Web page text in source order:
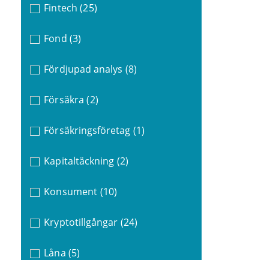
Fintech (25)
Fond (3)
Fördjupad analys (8)
Försäkra (2)
Försäkringsföretag (1)
Kapitaltäckning (2)
Konsument (10)
Kryptotillgångar (24)
Låna (5)